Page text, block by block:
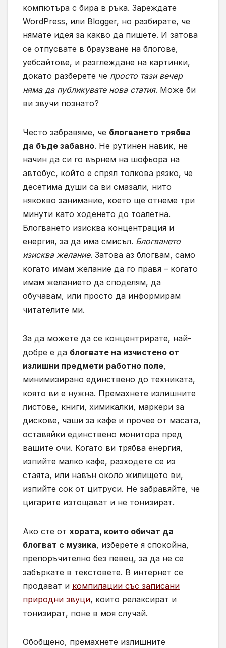
компютъра с бира в ръка. Зареждате
WordPress, или Blogger, но разбирате, че
нямате идея за какво да пишете. И затова
се отпусвате в браузване на блогове,
уебсайтове, и разглеждане на картинки,
докато разберете че просто тази вечер
няма да публикувате нова статия. Може би
ви звучи познато?
Често забравяме, че блогването трябва
да бъде забавно. Не рутинен навик, не
начин да си го върнем на шофьора на
автобус, който е спрял толкова рязко, че
десетима души са ви смазали, нито
някокво занимание, което ще отнеме три
минути като ходенето до тоалетна.
Блогването изисква концентрация и
енергия, за да има смисъл. Блогването
изисква желание. Затова аз блогвам, само
когато имам желание да го правя – когато
имам желанието да споделям, да
обучавам, или просто да информирам
читателите ми.
За да можете да се концентрирате, най-
добре е да блогвате на изчистено от
излишни предмети работно поле,
минимизирано единствено до техниката,
която ви е нужна. Премахнете излишните
листове, книги, химикалки, маркери за
дискове, чаши за кафе и прочее от масата,
оставяйки единствено монитора пред
вашите очи. Когато ви трябва енергия,
изпийте малко кафе, разходете се из
стаята, или навън около жилището ви,
изпийте сок от цитруси. Не забравяйте, че
цигарите изтощават и не тонизират.
Ако сте от хората, които обичат да
блогват с музика, изберете я спокойна,
препоръчително без певец, за да не се
забъркате в текстовете. В интернет се
продават и компилации със записани
природни звуци, които релаксират и
тонизират, поне в моя случай.
Обобщено, премахнете излишните